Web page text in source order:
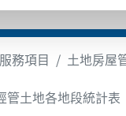
服務項目
土地房屋
管土地各地段統計表